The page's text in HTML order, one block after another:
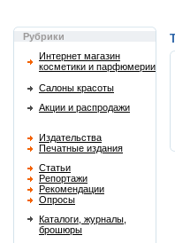
Рубрики
Интернет магазин
косметики и парфюмерии
Салоны красоты
Акции и распродажи
Издательства
Печатные издания
Статьи
Репортажи
Рекомендации
Опросы
Каталоги, журналы,
брошюры